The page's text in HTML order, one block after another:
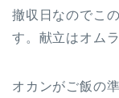
撤収日なのでこ
す。献立はオム
オカンがご飯の